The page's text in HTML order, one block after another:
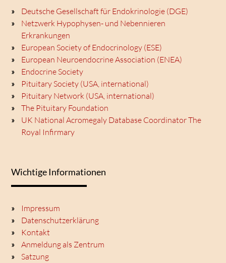
Deutsche Gesellschaft für Endokrinologie (DGE)
Netzwerk Hypophysen- und Nebennieren
Erkrankungen
European Society of Endocrinology (ESE)
European Neuroendocrine Association (ENEA)
Endocrine Society
Pituitary Society (USA, international)
Pituitary Network (USA, international)
The Pituitary Foundation
UK National Acromegaly Database Coordinator The
Royal Infirmary
Wichtige Informationen
Impressum
Datenschutzerklärung
Kontakt
Anmeldung als Zentrum
Satzung